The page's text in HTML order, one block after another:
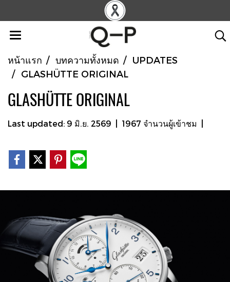
หน้าแรก บทความทั้งหมด
UPDATES
GLASHÜTTE ORIGINAL
GLASHÜTTE ORIGINAL
Last updated: 9 มิ.ย. 2569 1967 จำนวนผู้เข้าชม